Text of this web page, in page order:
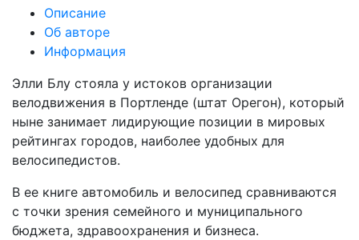
Описание
Об авторе
Информация
Элли Блу стояла у истоков организации
велодвижения в Портленде (штат Орегон), который
ныне занимает лидирующие позиции в мировых
рейтингах городов, наиболее удобных для
велосипедистов.
В ее книге автомобиль и велосипед сравниваются
с точки зрения семейного и муниципального
бюджета, здравоохранения и бизнеса.